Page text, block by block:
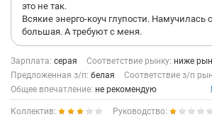
это не так.
Всякие энерго-коуч глупости. Намучилась
большая. А требуют с меня.
Зарплата: серая Соответствие рынку: ниже
Предложенная з/п: белая Соответствие з/п
Общее впечатление: не рекомендую
Коллектив:
Руководство: